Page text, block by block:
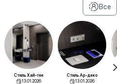
Все
Стиль Хай-тек
13.01.2026
Стиль Ар-деко
13.01.2026